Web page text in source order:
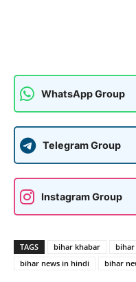
WhatsApp Group
Telegram Group
Instagram Group
TAGS bihar khabar bihar
bihar news in hindi
bihar